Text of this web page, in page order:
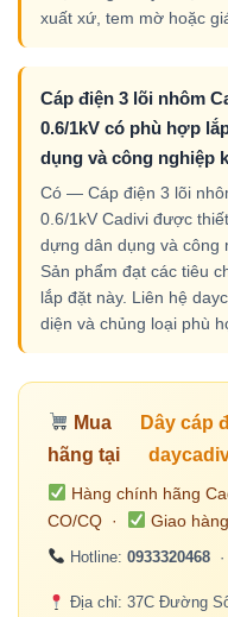
xuất xứ, tem mờ hoặc
Cáp điện 3 lõi nhôm
0.6/1kV có phù hợp
dụng và công nghiệp
Có — Cáp điện 3 lõi
0.6/1kV Cadivi được
dựng dân dụng và công
Sản phẩm đạt các tiêu
lắp đặt này. Liên hệ
diện và chủng loại phù
Mua Dây cáp
hãng tại
Hàng chính hãng
CO/CQ ·
Giao
Hotline: 0933320468·
Địa chỉ: 37C Đường